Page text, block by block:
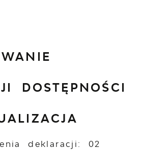
DOSTĘPNOŚCI
deklaracji: 02